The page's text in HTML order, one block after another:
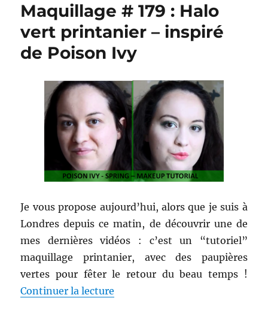
Maquillage # 179 : Halo
vert printanier – inspiré
de Poison Ivy
Je vous propose aujourd’hui, alors que je suis à
Londres depuis ce matin, de découvrir une de
mes dernières vidéos : c’est un “tutoriel”
maquillage printanier, avec des paupières
vertes pour fêter le retour du beau temps !
Continuer la lecture